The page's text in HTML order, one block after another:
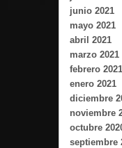
junio 2021
mayo 2021
abril 2021
marzo 2021
febrero 2021
enero 2021
diciembre
noviembre
octubre
septiembre